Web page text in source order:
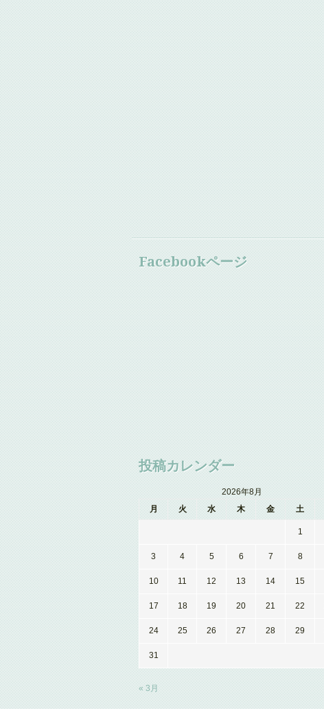
Facebookページ
投稿カレンダー
2026年8月
月
火 水 木 金 土
1
3 4 5 6 7 8
10 11 12 13 14 15
17 18 19 20 21 22
24 25 26 27 28 29
31
« 3月